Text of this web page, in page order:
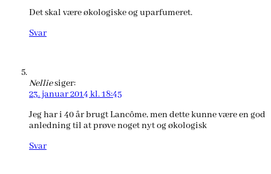
Det skal være økologiske og uparfumeret.
Svar
Nelliesiger:
23. januar 2014 kl. 18:45
Jeg har i 40 år brugt Lancôme, men dette kunne være en god
anledning til at prøve noget nyt og økologisk
Svar